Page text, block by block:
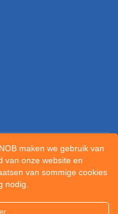
Sportunity
maken we gebruik van
van onze website en
van sommige cookies
nodig.